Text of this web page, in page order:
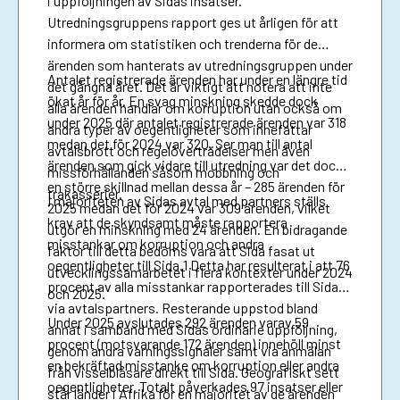
Utredningsgruppens rapport ges ut årligen för att
informera om statistiken och trenderna för de
ärenden som hanterats av utredningsgruppen under
det gångna året. Det är viktigt att notera att inte
alla ärenden handlar om korruption utan också om
andra typer av oegentligheter som innefattar
avtalsbrott och regelöverträdelser men även
missförhållanden såsom mobbning och
trakasserier.
Antalet registrerade ärenden har under en längre tid
ökat år för år. En svag minskning skedde dock
under 2025 där antalet registrerade ärenden var 318
medan det för 2024 var 320. Ser man till antal
ärenden som gick vidare till utredning var det dock
en större skillnad mellan dessa år – 285 ärenden för
2025 medan det för 2024 var 309 ärenden, vilket
utgör en minskning med 24 ärenden. En bidragande
faktor till detta bedöms vara att Sida fasat ut
utvecklingssamarbetet i flera kontexter under 2024
och 2025.
I majoriteten av Sidas avtal med partners ställs
krav att de skyndsamt måste rapportera
misstankar om korruption och andra
oegentligheter till Sida.1 Detta har resulterat i att 76
procent av alla misstankar rapporterades till Sida
via avtalspartners. Resterande uppstod bland
annat i samband med Sidas ordinarie uppföljning,
genom andra varningssignaler samt via anmälan
från visselblåsare direkt till Sida. Geografiskt sett
står länder i Afrika för en majoritet av de ärenden
Under 2025 avslutades 292 ärenden varav 59
procent (motsvarande 172 ärenden) innehöll minst
en bekräftad misstanke om korruption eller andra
oegentligheter. Totalt påverkades 97 insatser eller